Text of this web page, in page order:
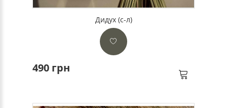
Дидух (с-л)
490 грн